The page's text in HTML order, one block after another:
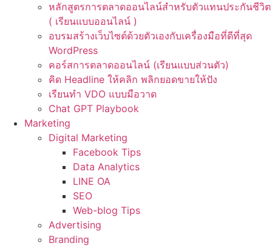
หลักสูตรการตลาดออนไลน์สำหรับตัวแทนประกันชีวิต
( เรียนแบบออนไลน์ )
อบรมสร้างเว็บไซต์ด้วยตัวเองกับเครื่องมือที่ดีที่สุด
WordPress
คอร์สการตลาดออนไลน์ (เรียนแบบส่วนตัว)
คิด Headline ให้คลิก พลิกยอดขายให้ปัง
เรียนทำ VDO แบบมือวาด
Chat GPT Playbook
Marketing
Digital Marketing
Facebook Tips
Data Analytics
LINE OA
SEO
Web-blog Tips
Advertising
Branding